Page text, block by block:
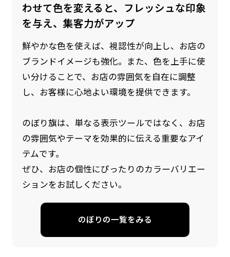
わせて色を変えると、フレッシュな印象
を与え、集客力がアップ
鮮やかな色を使えば、視認性が向上し、お店の
ブランドイメージも強化。また、色を上手に使
い分けることで、お店の雰囲気を自在に調整
し、お客様に心地よい環境を提供できます。
のぼり旗は、単なる表示ツールではなく、お店
の雰囲気やテーマを効果的に伝える重要なアイ
テムです。
ぜひ、お店の個性にぴったりのカラーバリエー
ションをお試しください。
のぼりの一覧をみる
防炎加工（納期+1営業日）［ +540円 ］
のぼり旗の防炎加工は、消防法で定められてい
る場所でのぼり旗を使用する際に推奨されてい
燃えにくくなります。（燃えるというより溶け
るに近くなるイメージ）一般的な方法は、旗の